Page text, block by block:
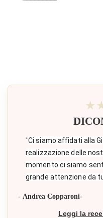
"Ci siamo affidati alla
realizzazione delle
momento ci siamo
grande attenzione da
- Andrea Copparoni-
Leggi la